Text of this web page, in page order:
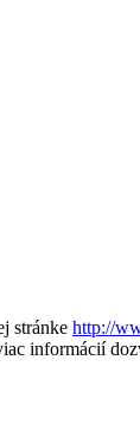
stránke http://
informácií